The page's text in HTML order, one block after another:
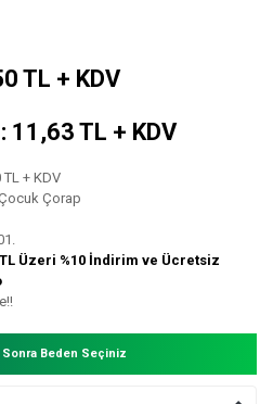
TL + KDV
11,63 TL + KDV
TL + KDV
Çorap
TL Üzeri %10 İndirim ve Ücretsiz
Sonra Beden Seçiniz